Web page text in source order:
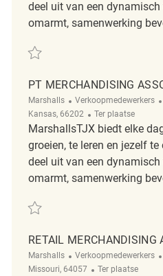
deel uit van een
omarmt, samenwerking
Redden Retail Merchandising
PT MERCHANDISING
Marshalls Categorie
Verkoopmedewerkers
Kansas, 66202
Afgelegen
Ter plaatse
MarshallsTJX biedt elke
groeien, te leren en jezelf
deel uit van een
omarmt, samenwerking
Redden PT Merchandising
RETAIL MERCHANDISING
Marshalls Categorie
Verkoopmedewerkers
Missouri, 64057
Afgelegen
Ter plaatse